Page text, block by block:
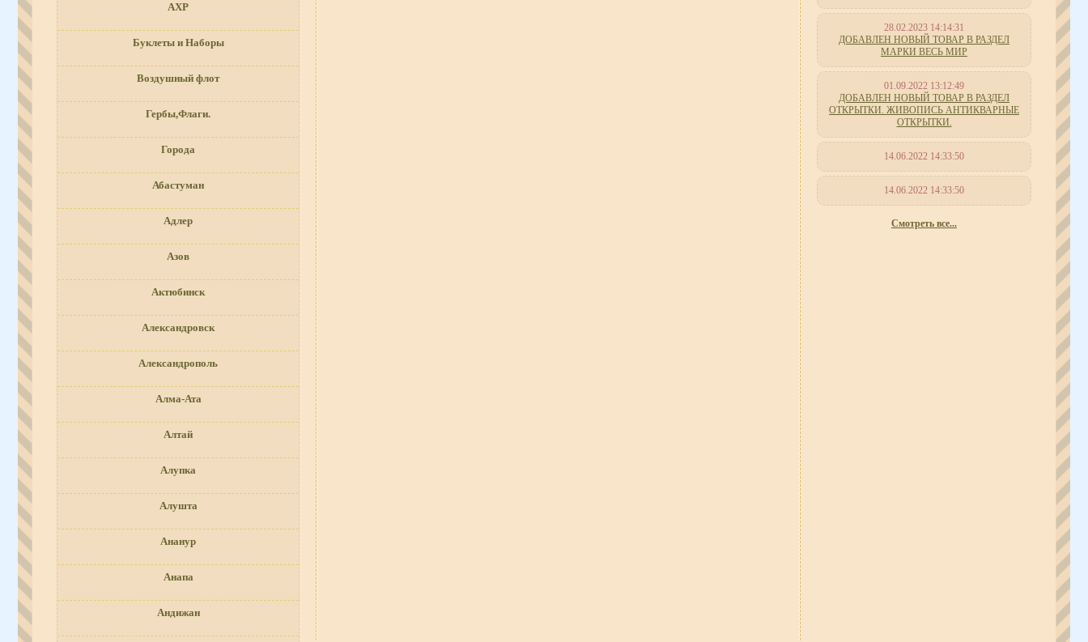
АХР
Буклеты и Наборы
Воздушный флот
Гербы,Флаги.
Города
Абастуман
Адлер
Азов
Актюбинск
Александровск
Александрополь
Алма-Ата
Алтай
Алупка
Алушта
Ананур
Анапа
Андижан
28.02.2023 14:14:31
ДОБАВЛЕН НОВЫЙ ТОВАР В РАЗДЕЛ
МАРКИ ВЕСЬ МИР
01.09.2022 13:12:49
ДОБАВЛЕН НОВЫЙ ТОВАР В РАЗДЕЛ
ОТКРЫТКИ. ЖИВОПИСЬ АНТИКВАРНЫЕ
ОТКРЫТКИ.
14.06.2022 14:33:50
14.06.2022 14:33:50
Смотреть все...